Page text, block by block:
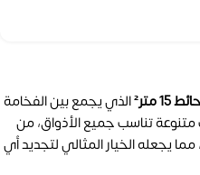
متر²
الذي يجمع بين الفخامة
متنوعة تناسب جميع الأذواق، من
يجعله الخيار المثالي لتجديد أي